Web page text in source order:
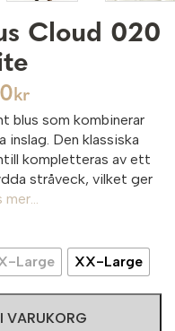
Cloud 020
kr
blus som kombinerar
Den klassiska
kompletteras av ett
stråveck, vilket ger
Large XX-Large
VARUKORG